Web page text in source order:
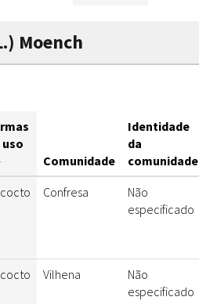
Moench
uso
Comunidade
Identidade
da
comunidade
Confresa
Não
especificado
Vilhena
Não
especificado